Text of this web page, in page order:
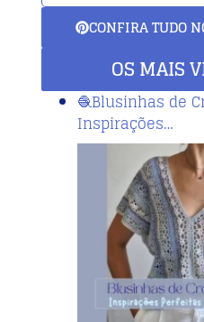
CONFIRA TUDO
OS MAIS
🧶Blusinhas de
Inspirações…